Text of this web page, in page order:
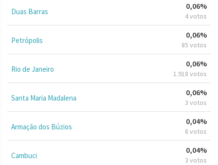
Duas Barras
0,06%
4 votos
Petrópolis
0,06%
85 votos
Rio de Janeiro
0,06%
1.918 votos
Santa Maria Madalena
0,06%
3 votos
Armação dos Búzios
0,04%
8 votos
Cambuci
0,04%
3 votos